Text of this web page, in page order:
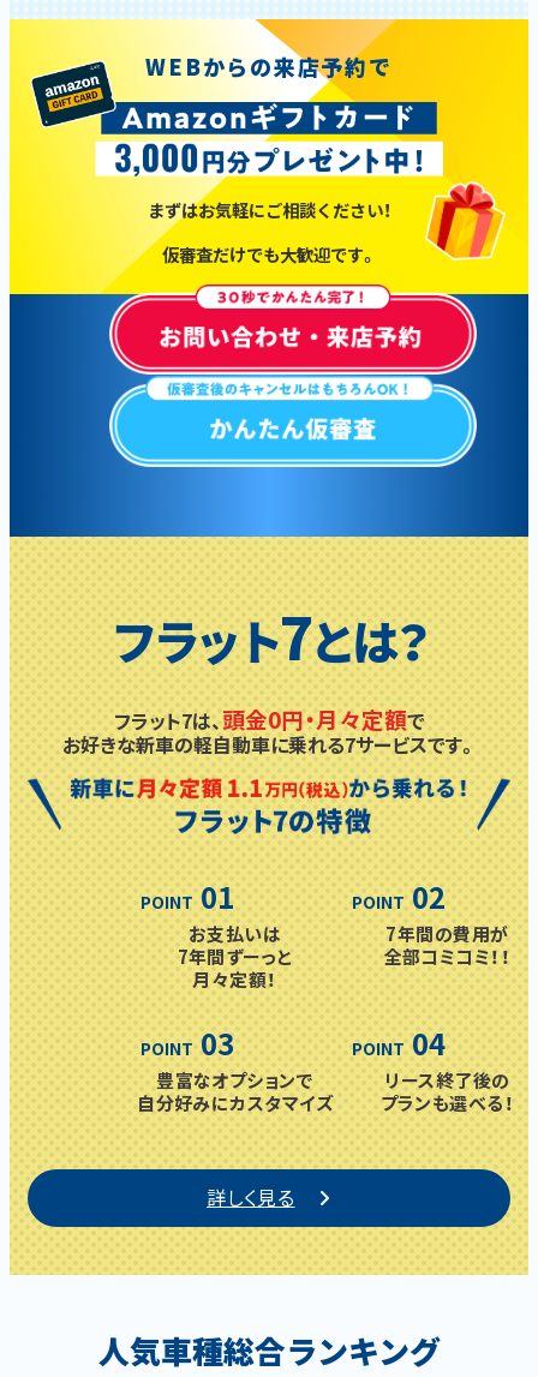
WEBからの来店予約で
まずはお気軽にご相談ください！
仮審査だけでも大歓迎です。
フラット7とは？
フラット7は、頭金0円・月々定額で
お好きな新車の軽自動車に乗れる7サービスです。
POINT 01
お支払いは
7年間ずーっと
月々定額！
POINT 02
7年間の費用が
全部コミコミ！！
POINT 03
豊富なオプションで
自分好みにカスタマイズ
POINT 04
リース終了後の
プランも選べる！
詳しく見る
人気車種総合ランキング